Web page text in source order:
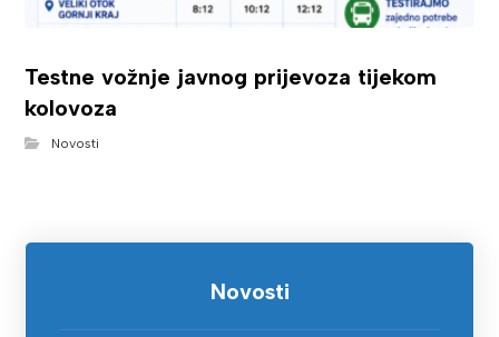
Testne vožnje javnog prijevoza tijekom
kolovoza
Novosti
Novosti